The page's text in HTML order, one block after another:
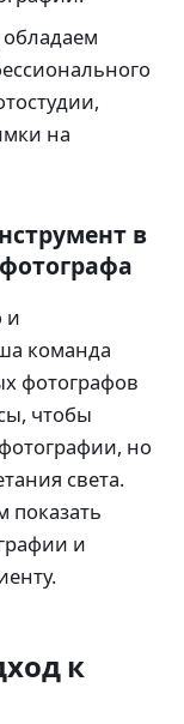
на
в
и
команда
фотографов
чтобы
но
света.
показать
и
к